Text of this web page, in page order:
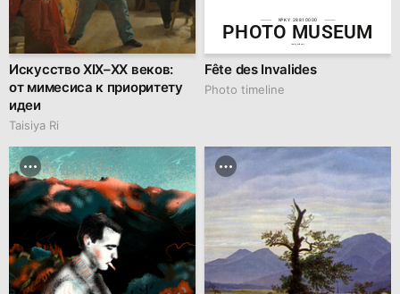
Искусство XIX–XX веков:
от мимесиса к приоритету
идеи
Taisiya Ri
№KY 28810000
PHOTO MUSEUM
family.kiiids.art
Fête des Invalides
Photo timeline